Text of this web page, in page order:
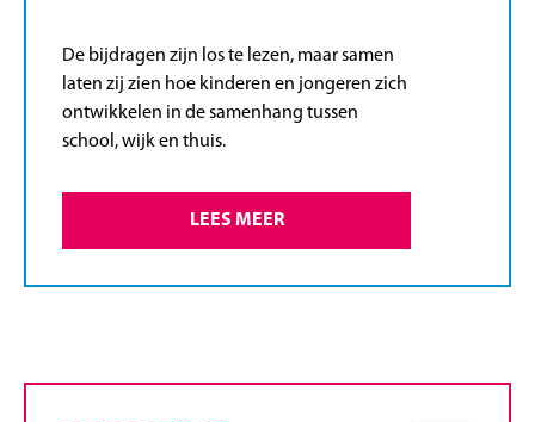
De bijdragen zijn los te lezen, maar samen
laten zij zien hoe kinderen en jongeren zich
ontwikkelen in de samenhang tussen
school, wijk en thuis.
LEES MEER